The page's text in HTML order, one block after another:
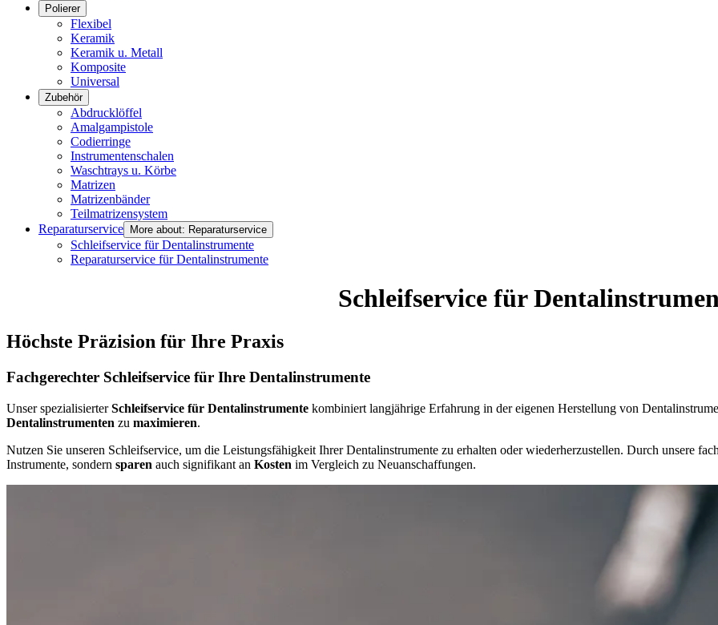
Polierer
Flexibel
Keramik
Keramik u. Metall
Komposite
Universal
Zubehör
Abdrucklöffel
Amalgampistole
Codierringe
Instrumentenschalen
Waschtrays u. Körbe
Matrizen
Matrizenbänder
Teilmatrizensystem
Reparaturservice
More about: Reparaturservice
Schleifservice für Dentalinstrumente
Reparaturservice für Dentalinstrumente
Schleifservice für
Höchste Präzision für Ihre Praxis
Fachgerechter Schleifservice für Ihre Dentalinstrumente
Unser spezialisierterSchleifservice für Dentalinstrumente kombiniert langjährige Erfahrung in der eigenen Herstellung von
Dentalinstrumenten zu maximieren.
Nutzen Sie unseren Schleifservice, um die Leistungsfähigkeit Ihrer Dentalinstrumente zu erhalten oder wiederherzustellen. Durch unsere
Instrumente, sondern sparen auch signifikant an Kosten im Vergleich zu Neuanschaffungen.